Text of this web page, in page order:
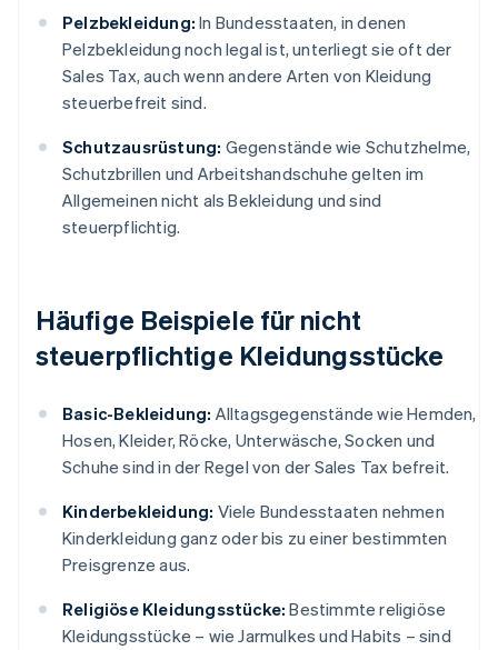
Pelzbekleidung: In Bundesstaaten, in denen
Pelzbekleidung noch legal ist, unterliegt sie oft der
Sales Tax, auch wenn andere Arten von Kleidung
steuerbefreit sind.
Schutzausrüstung: Gegenstände wie Schutzhelme,
Schutzbrillen und Arbeitshandschuhe gelten im
Allgemeinen nicht als Bekleidung und sind
steuerpflichtig.
Häufige Beispiele für nicht
steuerpflichtige Kleidungsstücke
Basic-Bekleidung: Alltagsgegenstände wie Hemden,
Hosen, Kleider, Röcke, Unterwäsche, Socken und
Schuhe sind in der Regel von der Sales Tax befreit.
Kinderbekleidung: Viele Bundesstaaten nehmen
Kinderkleidung ganz oder bis zu einer bestimmten
Preisgrenze aus.
Religiöse Kleidungsstücke: Bestimmte religiöse
Kleidungsstücke – wie Jarmulkes und Habits – sind